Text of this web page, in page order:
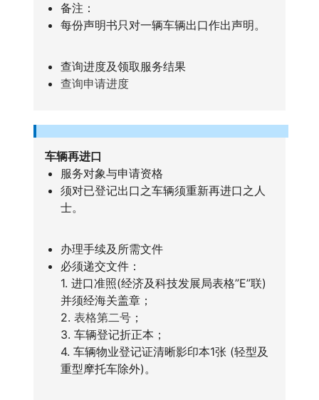
备注：
每份声明书只对一辆车辆出口作出声明。
查询进度及领取服务结果
查询申请进度
车辆再进口
服务对象与申请资格
须对已登记出口之车辆须重新再进口之人
士。
办理手续及所需文件
必须递交文件：
1. 进口准照(经济及科技发展局表格”E”联)
并须经海关盖章；
2. 表格第二号；
3. 车辆登记折正本；
4. 车辆物业登记证清晰影印本1张 (轻型及
重型摩托车除外)。